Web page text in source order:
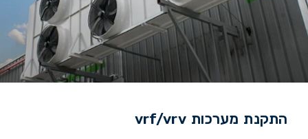
התקנת מערכות vrf/vrv